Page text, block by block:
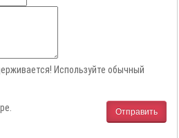
Используйте обычный
Отправить